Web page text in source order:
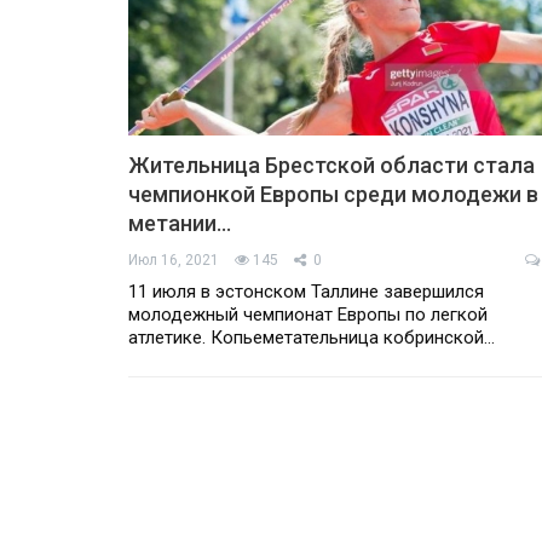
Жительница Брестской области стала
чемпионкой Европы среди молодежи в
метании…
Июл 16, 2021 145 0
11 июля в эстонском Таллине завершился
молодежный чемпионат Европы по легкой
атлетике. Копьеметательница кобринской…